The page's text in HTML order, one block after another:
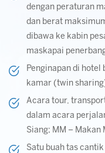
dengan peraturan
dan berat
dibawa ke kabin
maskapai
Penginapan di hotel
kamar (twin
Acara tour,
dalam acara
Siang; MM – Makan
Satu buah tas